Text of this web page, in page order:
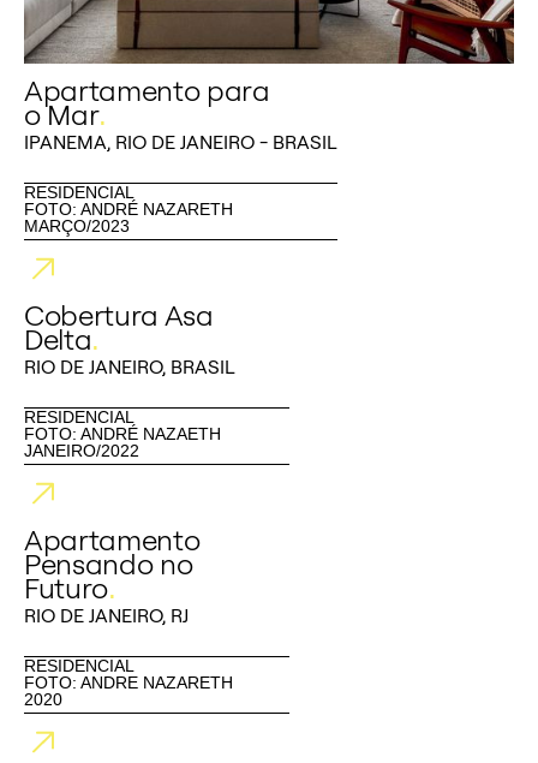
Apartamento para
o Mar.
IPANEMA, RIO DE JANEIRO - BRASIL
RESIDENCIAL
FOTO: ANDRÉ NAZARETH
MARÇO/2023
Cobertura Asa
Delta.
RIO DE JANEIRO, BRASIL
RESIDENCIAL
FOTO: ANDRÉ NAZAETH
JANEIRO/2022
Apartamento
Pensando no
Futuro.
RIO DE JANEIRO, RJ
RESIDENCIAL
FOTO: ANDRE NAZARETH
2020